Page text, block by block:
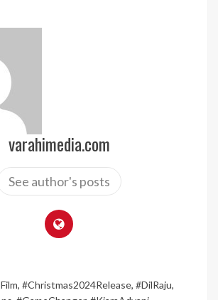
varahimedia.com
See author's posts
, #Christmas2024Release, #DilRaju,